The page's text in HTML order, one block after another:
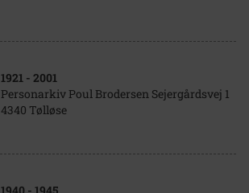
1921 - 2001
Personarkiv Poul Brodersen Sejergårdsvej 1
4340 Tølløse